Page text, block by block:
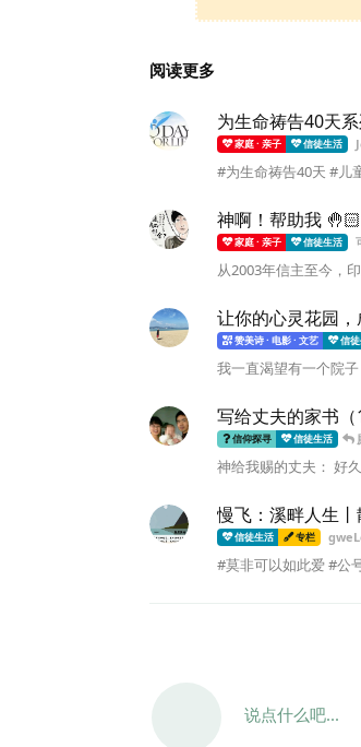
阅读更多
为生命祷告40天
家庭 · 亲子 信徒生活
#为生命祷告40天 #儿
神啊！帮助我 🤚🏻
家庭 · 亲子 信徒生活
从2003年信主至今，
让你的心灵花园，
赞美诗 · 电影 · 文艺 信
我一直渴望有一个院
写给丈夫的家书（1
信仰探寻 信徒生活
神给我赐的丈夫： 好
慢飞：溪畔人生
信徒生活 专栏
#莫非可以如此爱 #公
说点什么吧...